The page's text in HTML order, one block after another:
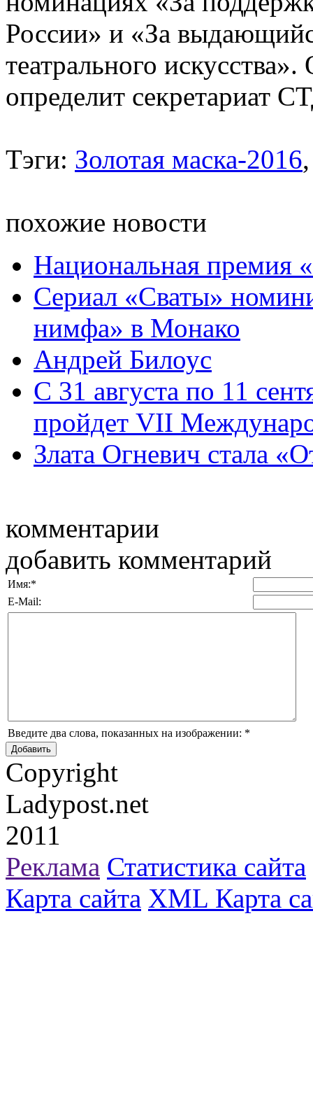
России» и «За
театрального
определит секретариат
Тэги: Золотая маска-2016
похожие новости
Национальная премия
Сериал «Сваты»
нимфа» в Монако
Андрей Билоус
С 31 августа по 11
пройдет VII
Злата Огневич стала
комментарии
добавить комментарий
Имя:*
E-Mail:
Введите два слова, показанных на изображении: *
Copyright
Ladypost.net
2011
Реклама Статистика сайта
Карта сайта XML Карта